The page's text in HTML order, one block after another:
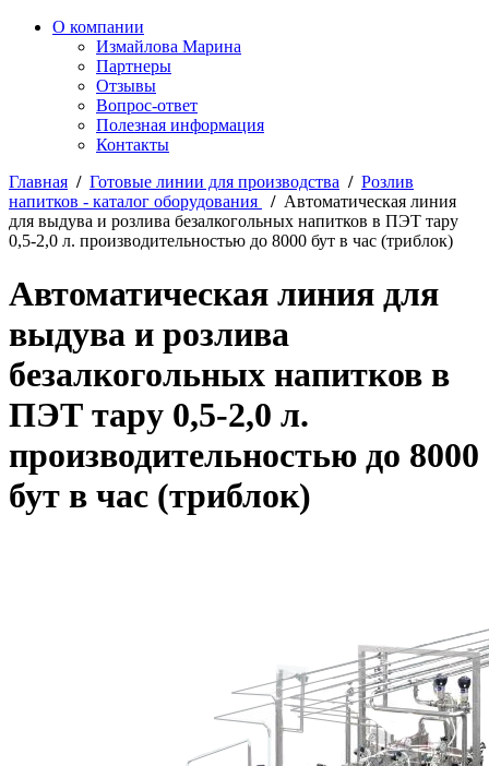
О компании
Измайлова Марина
Партнеры
Отзывы
Вопрос-ответ
Полезная информация
Контакты
Главная / Готовые линии для производства / Розлив
напитков - каталог оборудования
/ Автоматическая линия
для выдува и розлива безалкогольных напитков в ПЭТ тару
0,5-2,0 л. производительностью до 8000 бут в час (триблок)
Автоматическая линия для
выдува и розлива
безалкогольных напитков в
ПЭТ тару 0,5-2,0 л.
производительностью до 8000
бут в час (триблок)